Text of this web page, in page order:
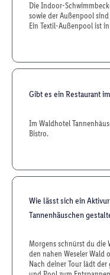
Die Indoor-
sowie der Außenpool
Ein Textil-Außenpool ist
Gibt es ein Restaurant
Im Waldhotel
Bistro.
Wie lässt sich ein
Tannenhäuschen
Morgens schnürst du die
den nahen Weseler Wald
Nach deiner Tour lädt